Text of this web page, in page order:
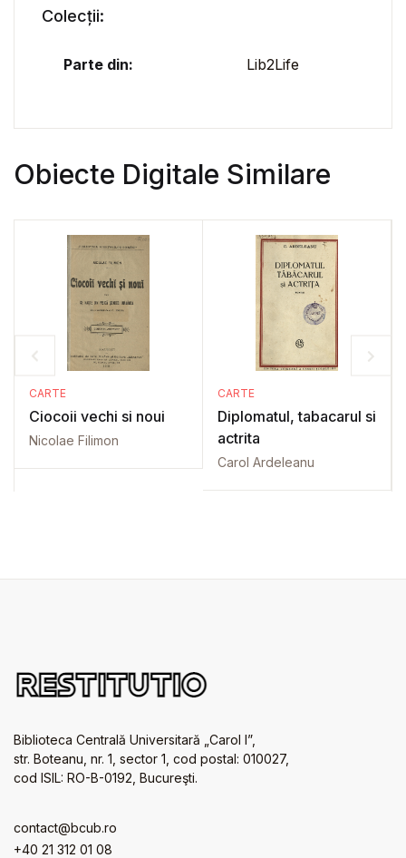
Colecții:
Parte din: Lib2Life
Obiecte Digitale Similare
CARTE
Ciocoii vechi si noui
Nicolae Filimon
CARTE
Diplomatul, tabacarul si
actrita
Carol Ardeleanu
Biblioteca Centrală Universitară „Carol I”,
str. Boteanu, nr. 1, sector 1, cod postal: 010027,
cod ISIL: RO-B-0192, Bucureşti.
contact@bcub.ro
+40 21 312 01 08